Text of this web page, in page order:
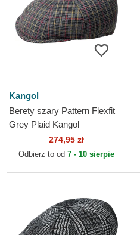
Kangol
Berety szary Pattern Flexfit
Grey Plaid Kangol
274,95 zł
Odbierz to od 7 - 10 sierpie